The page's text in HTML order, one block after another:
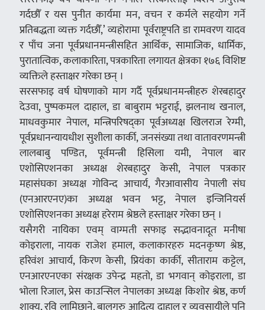
गर्दछौँ र यस पुनीत कार्यमा मन, वचन र कर्मले सहयोग गर्ने
प्रतिबद्धता व्यक्त गर्दछौँ,’ व्यहोरामा पूर्वराष्ट्रपति डा रामवरण यादव
र पाँच जना पूर्वप्रधानमन्त्रीसहित आर्थिक, सामाजिक, धार्मिक,
पुरातात्विक, कलाकारिता, पत्रकारिता लगायत क्षेत्रका १७६ विशिष्ट
व्यक्तिले हस्ताक्षर गरेका छन् ।
सरसफाइ वर्ष घोषणाको माग गर्दै पूर्वप्रधानमन्त्रीहरु शेरबहादुर
देउवा, पुष्पकमल दाहाल, डा बाबुराम भट्टराई, झलनाथ खनाल,
माधवकुमार नेपाल, मन्त्रिपरिषद्का पूर्वअध्यक्ष खिलराज रेग्मी,
पूर्वप्रधानन्यायधीश सुशीला कार्की, जनसंख्या तथा वातावरणमन्त्री
लालबाबु पण्डित, पूर्वमन्त्री हिसिला यमी, नेपाल बार
एशोसिएशनका अध्यक्ष शेरबहादुर केसी, नेपाल पत्रकार
महासंघका अध्यक्ष गोविन्द आचार्य, गैरआवासीय नेपाली संघ
(एनआरएनए)का अध्यक्ष भवन भट्ट, नेपाल इन्जिनियर्स
एशोसिएशनका अध्यक्ष हरेराम श्रेष्ठले हस्ताक्षर गरेका छन् ।
यसैगरी नायिका एवम् वाग्मती सफाइ सद्भावनादूत मनीषा
कोइराला, नायक राजेश हमाल, कलाकारहरु मदनकृष्ण श्रेष्ठ,
हरिवंश आचार्य, किरण केसी, प्रियंका कार्की, सीताराम कट्टेल,
एनआरएनएका संरक्षक उपेन्द्र महतो, डा भगवान् कोइराला, डा
भोला रिजाल, प्रेस काउन्सिल नेपालका अध्यक्ष किशोर श्रेष्ठ, कर्ण